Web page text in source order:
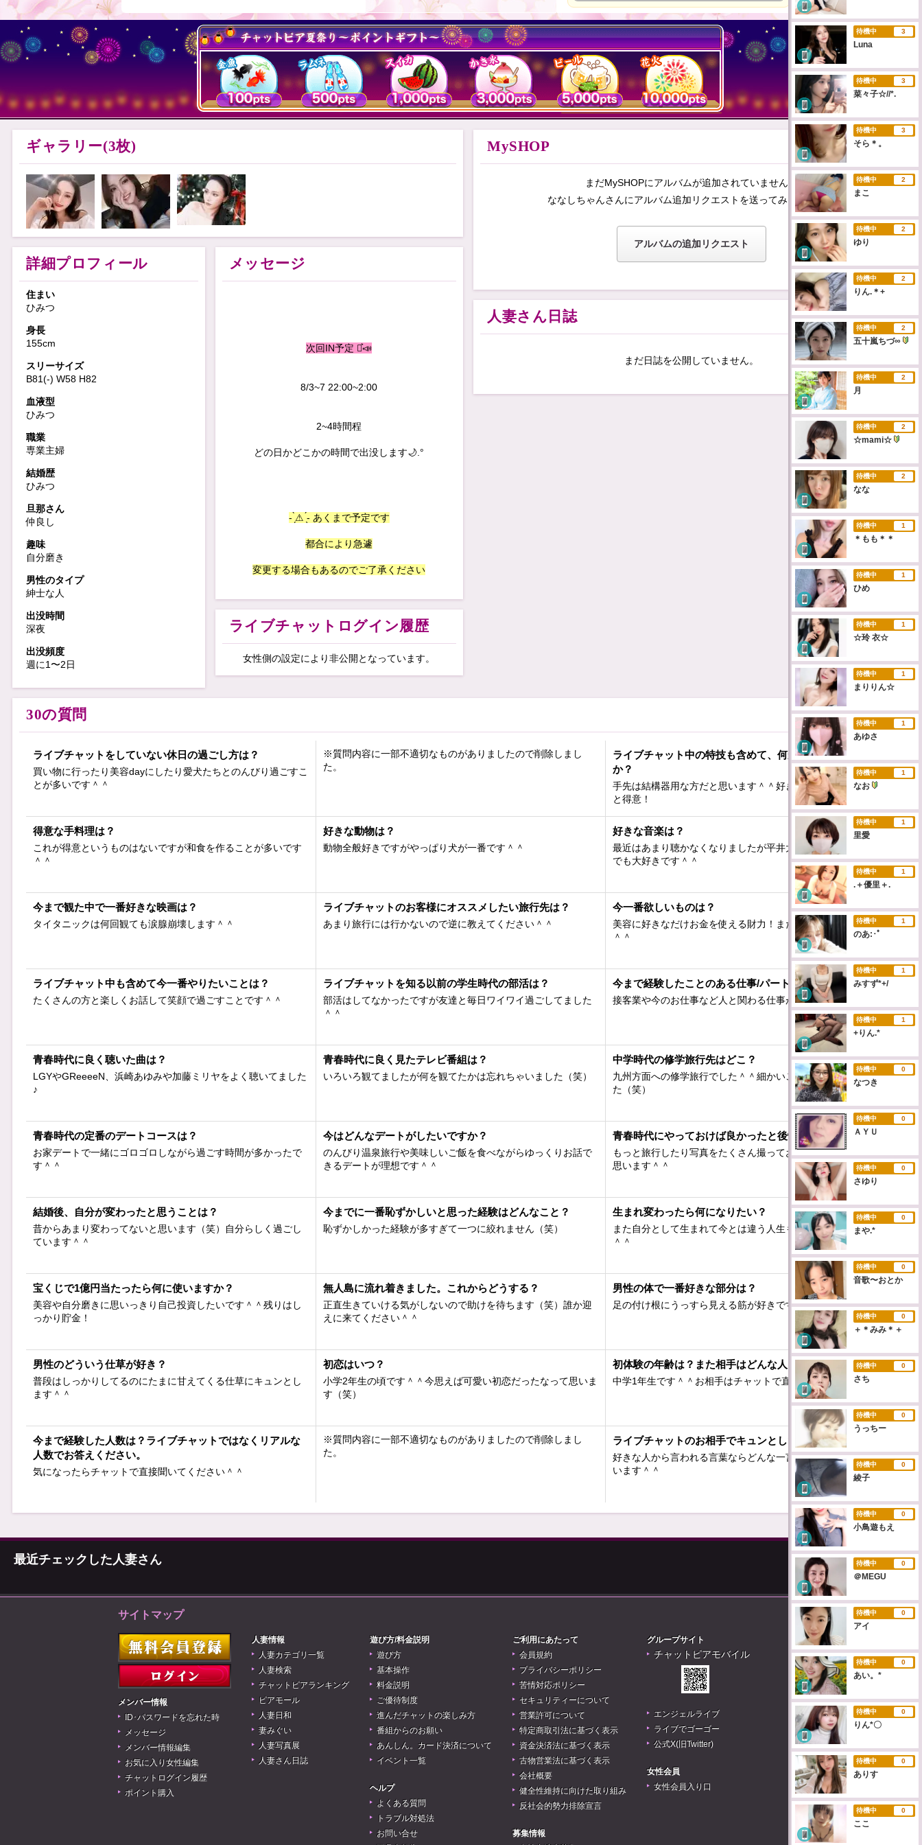
ギャラリー(3枚)
詳細プロフィール
住まい
ひみつ
身長
155cm
スリーサイズ
B81(-) W58 H82
血液型
ひみつ
職業
専業主婦
結婚歴
ひみつ
旦那さん
仲良し
趣味
自分磨き
男性のタイプ
紳士な人
出没時間
深夜
出没頻度
週に1〜2日
メッセージ
次回IN予定 ⋆͛📣
8/3~7 22:00~2:00
2~4時間程
どの日かどこかの時間で出没します🌙.°
- ̗̀⚠︎ ̖́- あくまで予定です
都合により急遽
変更する場合もあるのでご了承ください
マイペースちゃんですが仲良くしてください✌🏻️🤍
ライブチャットログイン履歴
女性側の設定により非公開となっています。
MySHOP
まだMySHOPにアルバムが追加されていません。
ななしちゃんさんにアルバム追加リクエストを送ってみませんか？
アルバムの追加リクエスト
人妻さん日誌
まだ日誌を公開していません。
30の質問
ライブチャットをしていない休日の過ごし方は？
買い物に行ったり美容dayにしたり愛犬たちとのんびり過ごすこ
とが多いです＾＾
※質問内容に一部不適切なものがありましたので削除しまし
た。
ライブチャット中の特技も含めて、何か特技はあります
か？
手先は結構器用な方だと思います＾＾好きなことなら細かいこ
と得意！
得意な手料理は？
これが得意というものはないですが和食を作ることが多いです
＾＾
好きな動物は？
動物全般好きですがやっぱり犬が一番です＾＾
好きな音楽は？
最近はあまり聴かなくなりましたが平井大さんの深い歌詞が今
でも大好きです＾＾
今まで観た中で一番好きな映画は？
タイタニックは何回観ても涙腺崩壊します＾＾
ライブチャットのお客様にオススメしたい旅行先は？
あまり旅行には行かないので逆に教えてください＾＾
今一番欲しいものは？
美容に好きなだけお金を使える財力！まだまだ綺麗になりたい
＾＾
ライブチャット中も含めて今一番やりたいことは？
たくさんの方と楽しくお話して笑顔で過ごすことです＾＾
ライブチャットを知る以前の学生時代の部活は？
部活はしてなかったですが友達と毎日ワイワイ過ごしてました
＾＾
今まで経験したことのある仕事/パートは？
接客業や今のお仕事など人と関わる仕事が多かったです＾＾
青春時代に良く聴いた曲は？
LGYやGReeeeN、浜崎あゆみや加藤ミリヤをよく聴いてました
♪
青春時代に良く見たテレビ番組は？
いろいろ観てましたが何を観てたかは忘れちゃいました（笑）
中学時代の修学旅行先はどこ？
九州方面への修学旅行でした＾＾細かいことは忘れちゃいまし
た（笑）
青春時代の定番のデートコースは？
お家デートで一緒にゴロゴロしながら過ごす時間が多かったで
す＾＾
今はどんなデートがしたいですか？
のんびり温泉旅行や美味しいご飯を食べながらゆっくりお話で
きるデートが理想です＾＾
青春時代にやっておけば良かったと後悔していることは？
もっと旅行したり写真をたくさん撮っておけばよかったなって
思います＾＾
結婚後、自分が変わったと思うことは？
昔からあまり変わってないと思います（笑）自分らしく過ごし
ています＾＾
今までに一番恥ずかしいと思った経験はどんなこと？
恥ずかしかった経験が多すぎて一つに絞れません（笑）
生まれ変わったら何になりたい？
また自分として生まれて今とは違う人生も楽しんでみたいです
＾＾
宝くじで1億円当たったら何に使いますか？
美容や自分磨きに思いっきり自己投資したいです＾＾残りはし
っかり貯金！
無人島に流れ着きました。これからどうする？
正直生きていける気がしないので助けを待ちます（笑）誰か迎
えに来てください＾＾
男性の体で一番好きな部分は？
足の付け根にうっすら見える筋が好きです＾＾
男性のどういう仕草が好き？
普段はしっかりしてるのにたまに甘えてくる仕草にキュンとし
ます＾＾
初恋はいつ？
小学2年生の頃です＾＾今思えば可愛い初恋だったなって思いま
す（笑）
初体験の年齢は？また相手はどんな人？
中学1年生です＾＾お相手はチャットで直接聞いてください＾＾
今まで経験した人数は？ライブチャットではなくリアルな
人数でお答えください。
気になったらチャットで直接聞いてください＾＾
※質問内容に一部不適切なものがありましたので削除しまし
た。
ライブチャットのお相手でキュンとした言動は？
好きな人から言われる言葉ならどんな一言でも嬉しくなっちゃ
います＾＾
待機中 3
Luna
待機中 3
菜々子☆//*.
待機中 3
そら＊。
待機中 2
まこ
待機中 2
ゆり
待機中 2
りん.＊+
待機中 2
五十嵐ちづ∞
待機中 2
月
待機中 2
☆mami☆
待機中 2
なな
待機中 1
＊もも＊＊
待機中 1
ひめ
待機中 1
☆玲 衣☆
待機中 1
まりりん☆
待機中 1
あゆさ
待機中 1
なお
待機中 1
里愛
待機中 1
.＋優里＋.
待機中 1
のあ:･ﾟ
待機中 1
みすず*+/
待機中 1
+りん.*
待機中 0
なつき
待機中 0
ＡＹＵ
待機中 0
さゆり
待機中 0
まや.*
待機中 0
音歌〜おとか
待機中 0
＋＊みみ＊＋
待機中 0
さち
待機中 0
うっちー
待機中 0
綾子
待機中 0
小鳥遊もえ
待機中 0
＠MEGU
待機中 0
アイ
待機中 0
あい。*
待機中 0
りん*〇
待機中 0
ありす
待機中 0
ここ
最近チェックした人妻さん
サイトマップ
メンバー情報
ID･パスワードを忘れた時
メッセージ
メンバー情報編集
お気に入り女性編集
チャットログイン履歴
ポイント購入
人妻情報
人妻カテゴリ一覧
人妻検索
チャットピアランキング
ピアモール
人妻日和
妻みぐい
人妻写真展
人妻さん日誌
遊び方/料金説明
遊び方
基本操作
料金説明
ご優待制度
進んだチャットの楽しみ方
番組からのお願い
あんしん。カード決済について
イベント一覧
ヘルプ
よくある質問
トラブル対処法
お問い合せ
ご利用にあたって
会員規約
プライバシーポリシー
苦情対応ポリシー
セキュリティーについて
営業許可について
特定商取引法に基づく表示
資金決済法に基づく表示
古物営業法に基づく表示
会社概要
健全性維持に向けた取り組み
反社会的勢力排除宣言
募集情報
グループサイト
チャットピアモバイル
エンジェルライブ
ライブでゴーゴー
公式X(旧Twitter)
女性会員
女性会員入り口